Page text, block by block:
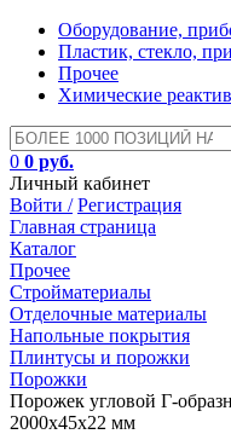
Оборудование,
Пластик, стекло,
Прочее
Химические
0 0 руб.
Личный кабинет
Войти / Регистрация
Главная страница
Каталог
Прочее
Стройматериалы
Отделочные материалы
Напольные покрытия
Плинтусы и порожки
Порожки
Порожек угловой Г-
2000х45х22 мм